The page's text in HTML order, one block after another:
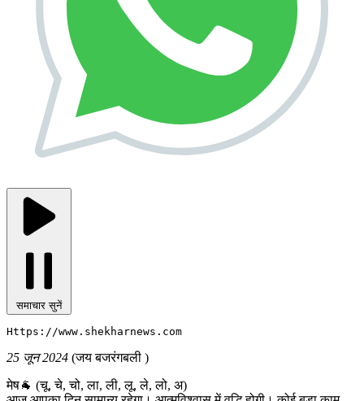
समाचार सुनें
Https://www.shekharnews.com
25 जून 2024 (जय बजरंगबली )
मेष🐐 (चू, चे, चो, ला, ली, लू, ले, लो, अ)